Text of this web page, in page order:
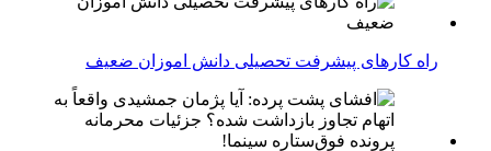
راه کارهای پیشرفت تحصیلی دانش اموزان ضعیف